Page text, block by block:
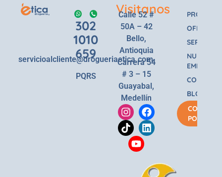
302
1010
659
servicioalcliente@drogueriaetica.com
PQRS
Visitanos
Calle 52 #
50A – 42
Bello,
Antioquia
Carrera 54
# 3 – 15
Guayabal,
Medellín
OFERTAS
SERVICIOS
NUESTRA
EMPRESA
BLOG
COMPRA
POR